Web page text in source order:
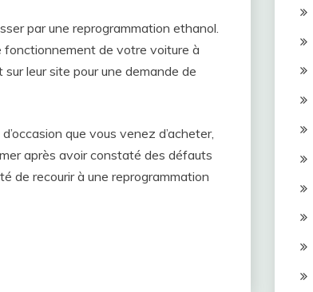
par une reprogrammation ethanol.
fonctionnement de votre voiture à
leur site pour une demande de
que vous venez d’acheter,
après avoir constaté des défauts
de recourir à une reprogrammation